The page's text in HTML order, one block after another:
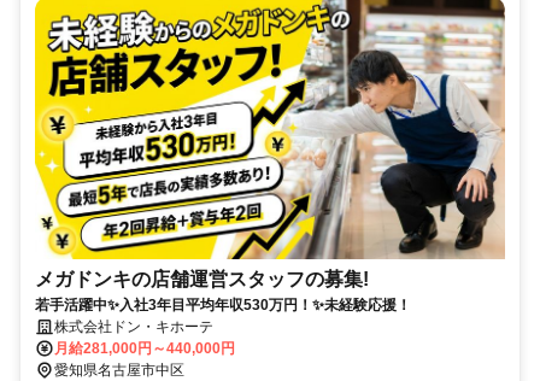
メガドンキの店舗運営スタッフの募集!
若手活躍中✨入社3年目平均年収530万円！✨未経験応援！
株式会社ドン・キホーテ
月給281,000円～440,000円
愛知県名古屋市中区